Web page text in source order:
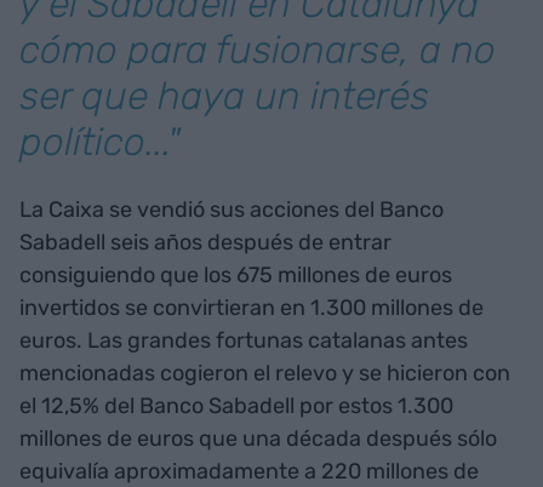
cómo para fusionarse, a no
ser que haya un interés
político..."
La Caixa se vendió sus acciones del Banco
Sabadell seis años después de entrar
consiguiendo que los 675 millones de euros
invertidos se convirtieran en 1.300 millones de
euros. Las grandes fortunas catalanas antes
mencionadas cogieron el relevo y se hicieron con
el 12,5% del Banco Sabadell por estos 1.300
millones de euros que una década después sólo
equivalía aproximadamente a 220 millones de